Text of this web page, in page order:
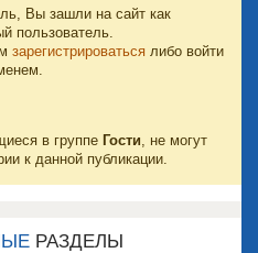
Вы зашли на сайт как
пользователь.
зарегистрироваться либо войти
в группе Гости , не могут
к данной публикации.
РАЗДЕЛЫ